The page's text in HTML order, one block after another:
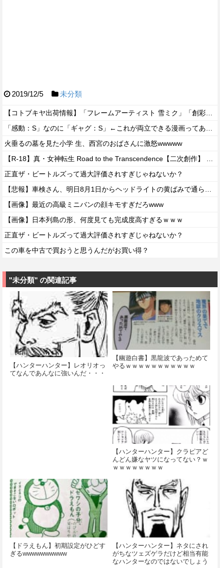
2019/12/5 未分類
火垂るの墓を見た小学 生、西宮のおばさんに激怒wwwww
正直ザ・ビートルズって過大評価されすぎじゃねないか？
【画像】最近の高級ミニバンの顔キモすぎだろwww
【画像】日本列島の形、何度見ても完成度高すぎるｗｗｗ
正直ザ・ビートルズって過大評価されすぎじゃねないか？
この車を中古で買おうと思うんだがお買い得？
"未分類" の関連記事
【ハンターハンター】レオリオっ
てなんであんなに強いんだ・・・
【幽遊白書】黒龍波であっためて
やるｗｗｗｗｗｗｗｗｗｗｗ
【ハンターハンター】クラピアど
んどん嫌なヤツになってない？ｗ
ｗｗｗｗｗｗｗｗ
【ドラえもん】初期設定がひどす
ぎるwwwwwwwwww
【ハンターハンター】ネタにされ
がちなツェズゲラだけど相当有能
なハンターなのではないでしょう